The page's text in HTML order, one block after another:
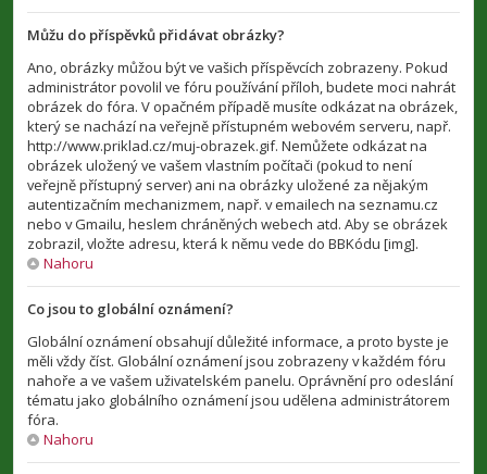
Můžu do příspěvků přidávat obrázky?
Ano, obrázky můžou být ve vašich příspěvcích zobrazeny. Pokud
administrátor povolil ve fóru používání příloh, budete moci nahrát
obrázek do fóra. V opačném případě musíte odkázat na obrázek,
který se nachází na veřejně přístupném webovém serveru, např.
http://www.priklad.cz/muj-obrazek.gif. Nemůžete odkázat na
obrázek uložený ve vašem vlastním počítači (pokud to není
veřejně přístupný server) ani na obrázky uložené za nějakým
autentizačním mechanizmem, např. v emailech na seznamu.cz
nebo v Gmailu, heslem chráněných webech atd. Aby se obrázek
zobrazil, vložte adresu, která k němu vede do BBKódu [img].
Nahoru
Co jsou to globální oznámení?
Globální oznámení obsahují důležité informace, a proto byste je
měli vždy číst. Globální oznámení jsou zobrazeny v každém fóru
nahoře a ve vašem uživatelském panelu. Oprávnění pro odeslání
tématu jako globálního oznámení jsou udělena administrátorem
fóra.
Nahoru